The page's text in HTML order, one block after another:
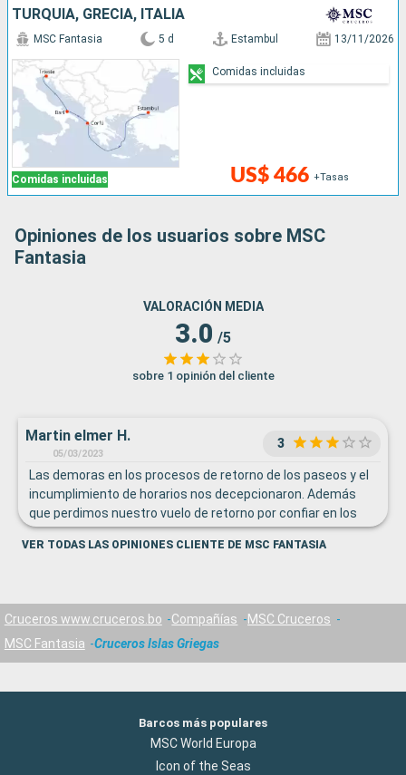
TURQUÍA, GRECIA, ITALIA
Comidas incluidas
MSC Fantasia 5 d Estambul 13/11/2026
US$ 466 +Tasas
Comidas incluidas
Opiniones de los usuarios sobre MSC
Fantasia
VALORACIÓN MEDIA
3.0 /5
sobre 1 opinión del cliente
Martin elmer H.
05/03/2023
3
Las demoras en los procesos de retorno de los paseos y el
incumplimiento de horarios nos decepcionaron. Además
que perdimos nuestro vuelo de retorno por confiar en los
horarios proporcionados.
VER TODAS LAS OPINIONES CLIENTE DE MSC FANTASIA
Cruceros www.cruceros.bo Compañías
MSC Cruceros
MSC Fantasia
Cruceros Islas Griegas
Barcos más populares
MSC World Europa
Icon of the Seas